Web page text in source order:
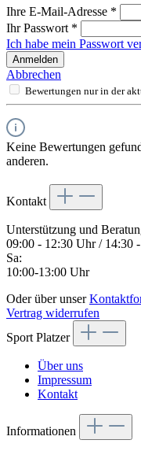
Ihre E-Mail-Adresse *
Ihr Passwort *
Ich habe mein Passwort
Anmelden
Abbrechen
Bewertungen nur in der
Keine Bewertungen
anderen.
Kontakt
Unterstützung und
09:00 - 12:30 Uhr / 14:30
Sa:
10:00-13:00 Uhr
Oder über unser
Vertrag widerrufen
Sport Platzer
Über uns
Impressum
Kontakt
Informationen